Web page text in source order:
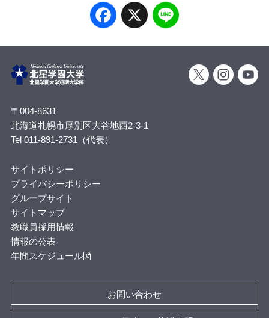
Facebook
X
〒004-8631
北海道札幌市厚別区大谷地西2-3-1
Tel 011-891-2731（代表）
サイトポリシー
プライバシーポリシー
グループサイト
サイトマップ
教職員採用情報
情報の公表
年間スケジュール
お問い合わせ